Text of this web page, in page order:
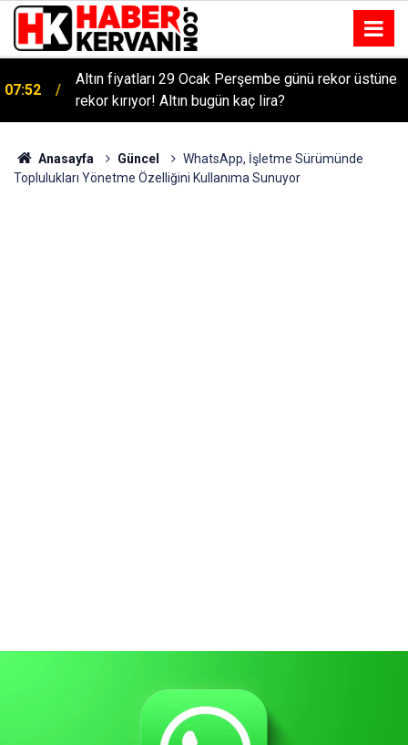
07:52
Altın fiyatları 29 Ocak Perşembe günü rekor üstüne
rekor kırıyor! Altın bugün kaç lira?
Anasayfa Güncel
WhatsApp, İşletme Sürümünde
Toplulukları Yönetme Özelliğini Kullanıma Sunuyor